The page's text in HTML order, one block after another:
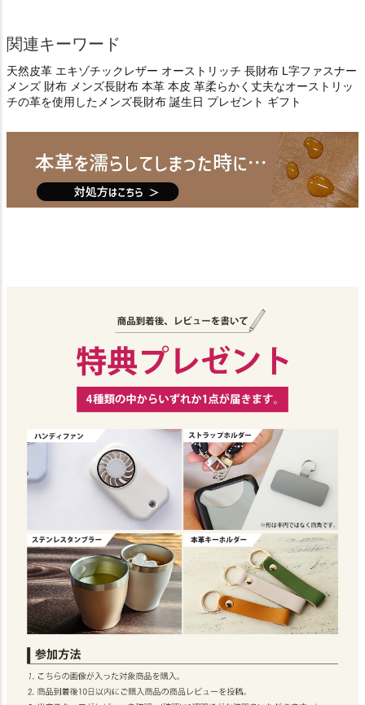
関連キーワード
天然皮革 エキゾチックレザー オーストリッチ 長財布 L字ファスナー
メンズ 財布 メンズ長財布 本革 本皮 革柔らかく丈夫なオーストリッ
チの革を使用したメンズ長財布 誕生日 プレゼント ギフト